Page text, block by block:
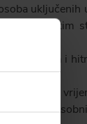
uključenih
ili vanjskim
i
na
vašim